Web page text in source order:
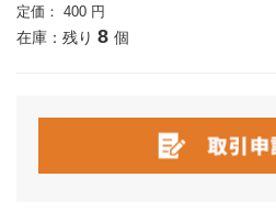
定価： 400 円
在庫：残り 8 個